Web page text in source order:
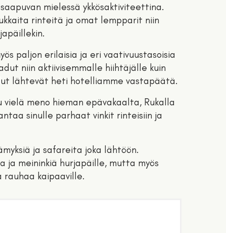
mielessä ykkösaktiviteettina.
rinteitä ja omat lempparit niin
paljon erilaisia ja eri vaativuustasoisia
niin aktiivisemmalle hiihtäjälle kuin
lähtevät heti hotelliamme vastapäätä.
meno hieman epävakaalta, Rukalla
sinulle parhaat vinkit rinteisiin ja
ja safareita joka lähtöön.
ja meininkiä hurjapäille, mutta myös
kaipaaville.